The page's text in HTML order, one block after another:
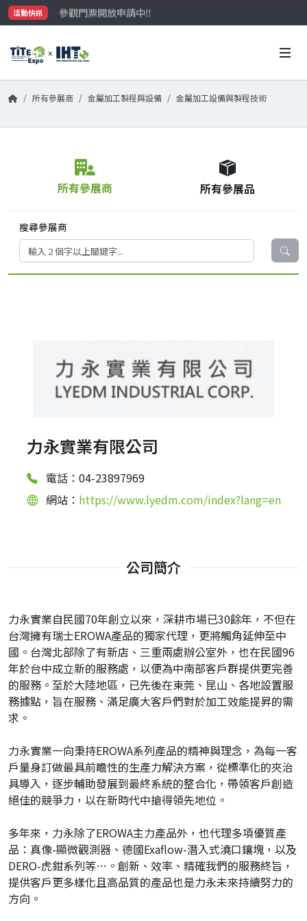
活動快訊
參觀門票開放申請中‼️
最大規模台灣五金展TiTE x IHT，2026/10/20-22與您在
所有參展商 金屬加工製程與設備 金屬加工設備與製程技術
所有參展商 所有參展品
搜尋參展商
力永實業有限公司
電話：04-23897969
網站： https://www.lyedm.com/index?lang=en
公司簡介
力永實業自民國70年創立以來，深耕市場已30餘年，不但在
台灣擁有瑞士EROWA產品的獨家代理，更將觸角延伸至中
國。台灣北部除了有新店、三重兩處辦公室外，也在民國96
年於台中成立新的服務處，以便為中南部客戶群提供更完善
的服務。至於大陸地區，已先後在東莞、昆山、各地設置服
務據點，旨在服務、滿足廣大客戶們對於加工效能提昇的需
求。
力永實業一向秉持EROWA系列產品的精神與理念，為每一客
戶量身訂做最具前瞻性的生產力解決方案，從標準化的夾治
具導入，逐步輔助發展到最終系統的整合化，帶領客戶創造
絕佳的競爭力，以在新時代中搶得領先地位。
多年來，力永除了EROWA主力產品外，也代理多項優質產
品：真像-顯微觀測器、德國Exaflow-潛入式澆口鑲塊，以及
DERO-虎鉗系列等…。創新、效率、精確我們的服務終旨，
提供客戶更多樣化且高品質的產品也是力永未來持續努力的
方向。